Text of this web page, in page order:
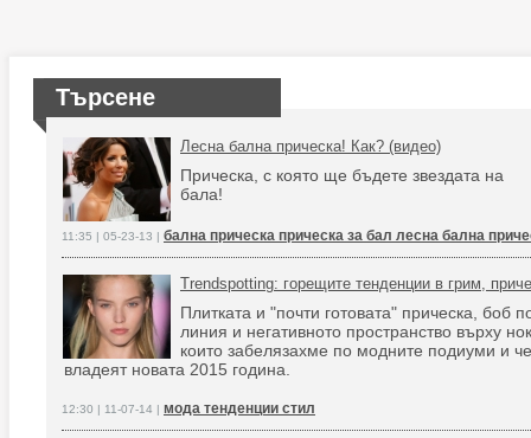
Търсене
Лесна бална прическа! Как? (видео)
Прическа, с която ще бъдете звездата на
бала!
11:35 | 05-23-13 | бална прическа прическа за бал лесна бална
Trendspotting: горещите тенденции в грим,
Плитката и "почти готовата" прическа, боб
линия и негативното пространство върху
които забелязахме по модните подиуми и
владеят новата 2015 година.
12:30 | 11-07-14 | мода тенденции стил